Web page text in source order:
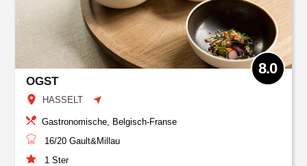
OGST
HASSELT
8.0
Gastronomische, Belgisch-Franse
16/20 Gault&Millau
1 Ster